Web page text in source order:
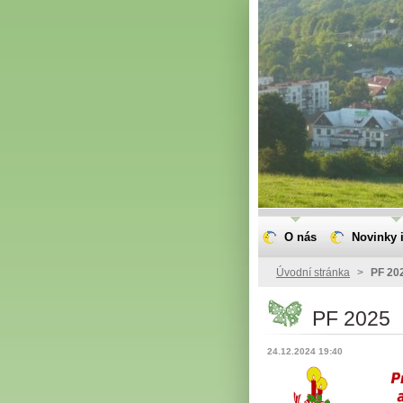
Úvodní stránka > PF
PF 2025
24.12.2024 19:40
O nás Novinky